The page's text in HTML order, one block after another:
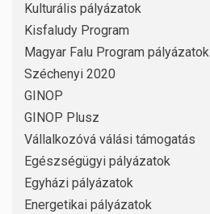
Kulturális pályázatok
Kisfaludy Program
Magyar Falu Program pályázatok
Széchenyi 2020
GINOP
GINOP Plusz
Vállalkozóvá válási támogatás
Egészségügyi pályázatok
Egyházi pályázatok
Energetikai pályázatok